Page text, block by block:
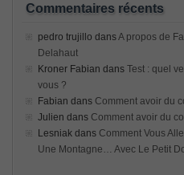
Commentaires récents
pedro trujillo dansA propos de
Delahaut
Kroner Fabian dans Test : quel
vous ?
Fabian dans Comment avoir du
Julien dans Comment avoir du
Lesniak dans Comment Vous
Une Montagne… Avec Le Petit